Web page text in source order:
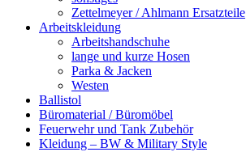
Zettelmeyer / Ahlmann Ersatzteile
Arbeitskleidung
Arbeitshandschuhe
lange und kurze Hosen
Parka & Jacken
Westen
Ballistol
Büromaterial / Büromöbel
Feuerwehr und Tank Zubehör
Kleidung – BW & Military Style